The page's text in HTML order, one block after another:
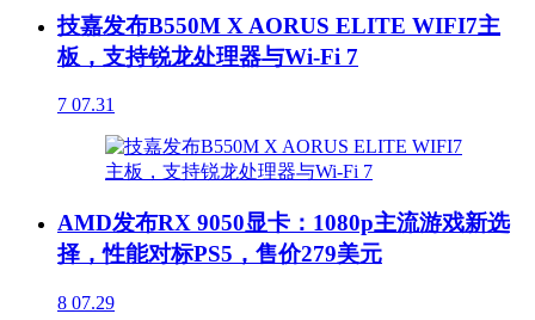
技嘉发布B550M X AORUS ELITE WIFI7主
板，支持锐龙处理器与Wi-Fi 7
7 07.31
AMD发布RX 9050显卡：1080p主流游戏新选
择，性能对标PS5，售价279美元
8 07.29